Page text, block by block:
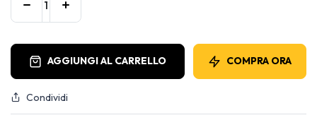
AGGIUNGI AL CARRELLO COMPRA ORA
Condividi